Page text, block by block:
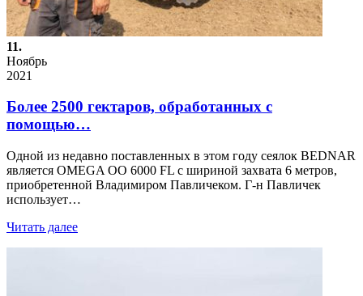
11.
Ноябрь
2021
Более 2500 гектаров, обработанных с
помощью…
Одной из недавно поставленных в этом году сеялок BEDNAR
является OMEGA OO 6000 FL с шириной захвата 6 метров,
приобретенной Владимиром Павличеком. Г-н Павличек
использует…
Читать далее